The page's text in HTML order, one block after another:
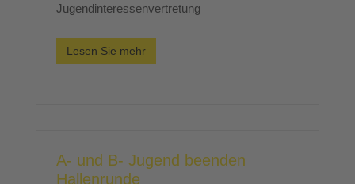
Jugendinteressenvertretung
Lesen Sie mehr
A- und B- Jugend beenden
Hallenrunde